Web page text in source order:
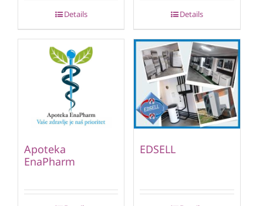
Details Details
Apoteka
EnaPharm
EDSELL